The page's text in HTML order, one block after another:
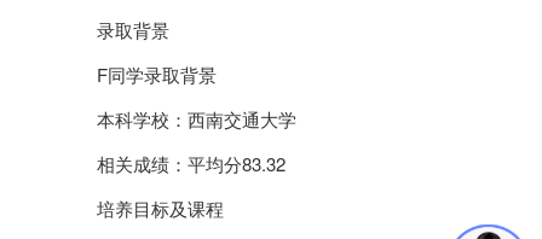
录取背景
F同学录取背景
本科学校：西南交通大学
相关成绩：平均分83.32
培养目标及课程